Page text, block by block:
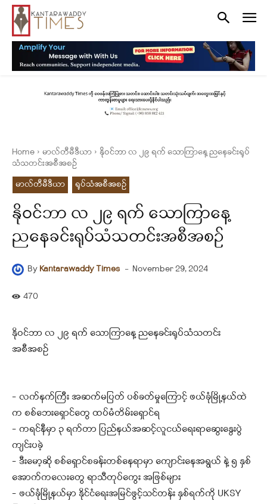
Home မာလ်တီမီဒီယာ
နိုဝင်ဘာ လ ၂၉ ရက် သောကြာနေ့ ညနေခင်းရုပ်
သံသတင်းအစီအစဉ်
မာလ်တီမီဒီယာ
ရုပ်သံအစီအစဉ်
နိုဝင်ဘာ လ ၂၉ ရက် သောကြာနေ့
ညနေခင်းရုပ်သံသတင်းအစီအစဉ်
By Kantarawaddy Times - November 29, 2024
470
နိုဝင်ဘာ လ ၂၉ ရက် သောကြာနေ့ ညနေခင်းရုပ်သံသတင်း
အစီအစဉ်
– လက်နက်ကြီး အဆက်မပြတ် ပစ်ခတ်မှုကြောင့် ဖယ်ခုံမြို့နယ်ထဲ
က စစ်ဘေးရှောင်တွေ ထပ်မံတိမ်းရှောင်ရ
– ကရင်နီမှာ ၃ ရက်တာ ပြည်နယ်အဆင့်လူငယ်ရေးရာဆွေးနွေးပွဲ
ကျင်းပခဲ့
– ဒီးမော့ဆို စစ်ရှောင်စခန်းတစ်နေရာမှာ ကျောင်းနေအရွယ် နဲ့ ၅ နှစ်
အောက်ကလေးတွေ ရာသီတုပ်ကွေး အဖြစ်များ
– ဖယ်ခုံမြို့နယ်မှာ နိုင်ငံရေးအမြင်ဖွင့်သင်တန်း နှစ်ရက်ကို UKSY